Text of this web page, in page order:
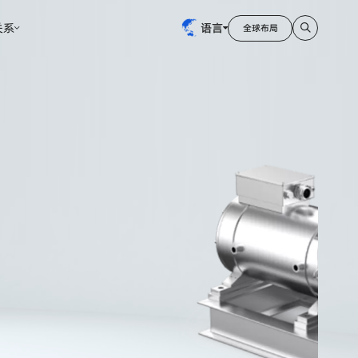
系 语言 全球布局